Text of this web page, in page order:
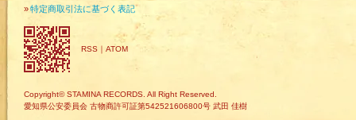
»特定商取引法に基づく表記
RSS ｜ ATOM
Copyright© STAMINA RECORDS. All Right Reserved.
愛知県公安委員会 古物商許可証第542521606800号 武田 佳樹